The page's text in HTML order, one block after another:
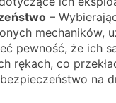
–
mechaników,
pewność, że ich
rękach, co
na